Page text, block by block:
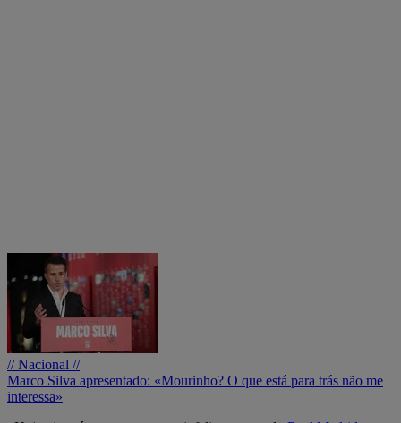
// Nacional //
Marco Silva apresentado: «Mourinho? O que está para trás não me
interessa»